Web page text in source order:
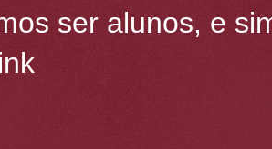
ser alunos, e